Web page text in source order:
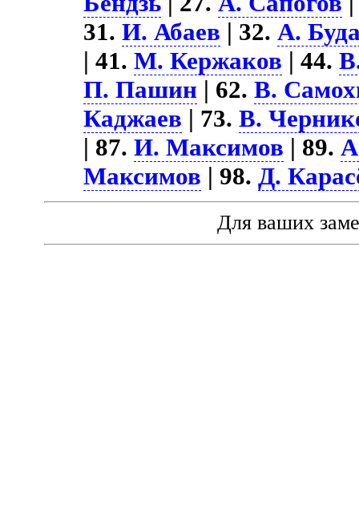
31.И. Абаев | 32.А.
| 41.М. Кержаков | 44.
П. Пашин | 62.В.
Каджаев | 73.В.
| 87.И. Максимов | 89.
Максимов | 98.Д.
Для ваших